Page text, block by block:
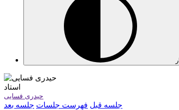
استاد
حیدری فسایی
جلسه قبل فهرست جلسات جلسه بعد